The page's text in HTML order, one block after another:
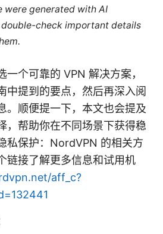
were generated with AI
double-check important details
一个可靠的 VPN 解决方案，
中提到的要点，然后再深入阅
。顺便提一下，本文也会提及
，帮助你在不同场景下获得稳
私保护：NordVPN 的相关方
链接了解更多信息和试用机
aff_c?